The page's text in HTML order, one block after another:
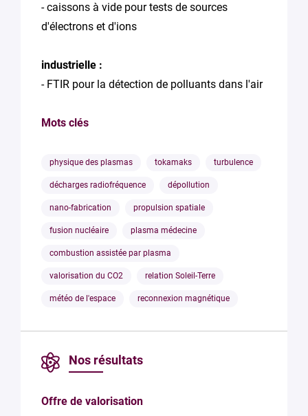
- caissons à vide pour tests de sources
d'électrons et d'ions
industrielle :
- FTIR pour la détection de polluants dans l'air
Mots clés
physique des plasmas tokamaks turbulence
décharges radiofréquence dépollution
nano-fabrication propulsion spatiale
fusion nucléaire plasma médecine
combustion assistée par plasma
valorisation du CO2 relation Soleil-Terre
météo de l'espace reconnexion magnétique
Nos résultats
Offre de valorisation